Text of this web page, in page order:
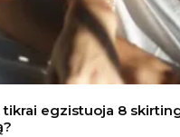
tikrai egzistuoja 8